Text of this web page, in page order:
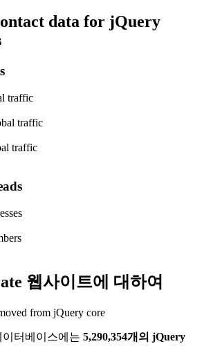
data for jQuery
traffic
traffic
traffic
웹사이트에 대하여
from jQuery core
터베이스에는 5,290,354개의 jQuery